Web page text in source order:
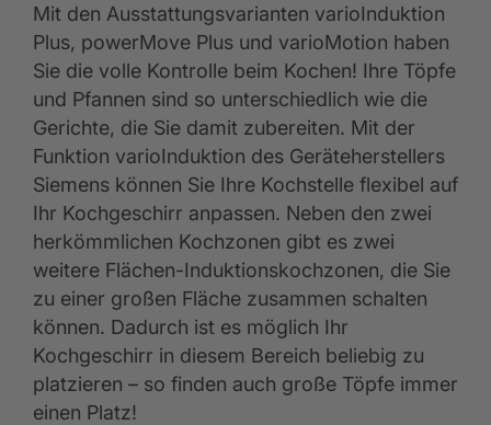
Mit den Ausstattungsvarianten varioInduktion
Plus, powerMove Plus und varioMotion haben
Sie die volle Kontrolle beim Kochen! Ihre Töpfe
und Pfannen sind so unterschiedlich wie die
Gerichte, die Sie damit zubereiten. Mit der
Funktion varioInduktion des Geräteherstellers
Siemens können Sie Ihre Kochstelle flexibel auf
Ihr Kochgeschirr anpassen. Neben den zwei
herkömmlichen Kochzonen gibt es zwei
weitere Flächen-Induktionskochzonen, die Sie
zu einer großen Fläche zusammen schalten
können. Dadurch ist es möglich Ihr
Kochgeschirr in diesem Bereich beliebig zu
platzieren – so finden auch große Töpfe immer
einen Platz!